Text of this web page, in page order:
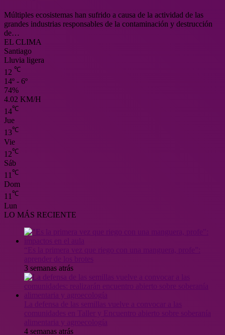
Múltiples ecosistemas han sufrido a causa de la actividad de las
grandes industrias responsables de la contaminación y destrucción
de…
EL CLIMA
Santiago
Lluvia ligera
12 ℃
14º - 6º
74%
4.02 KM/H
14℃
Jue
13℃
Vie
12℃
Sáb
11 ℃
Dom
11℃
Lun
LO MÁS RECIENTE
3 semanas atrás
4 semanas atrás